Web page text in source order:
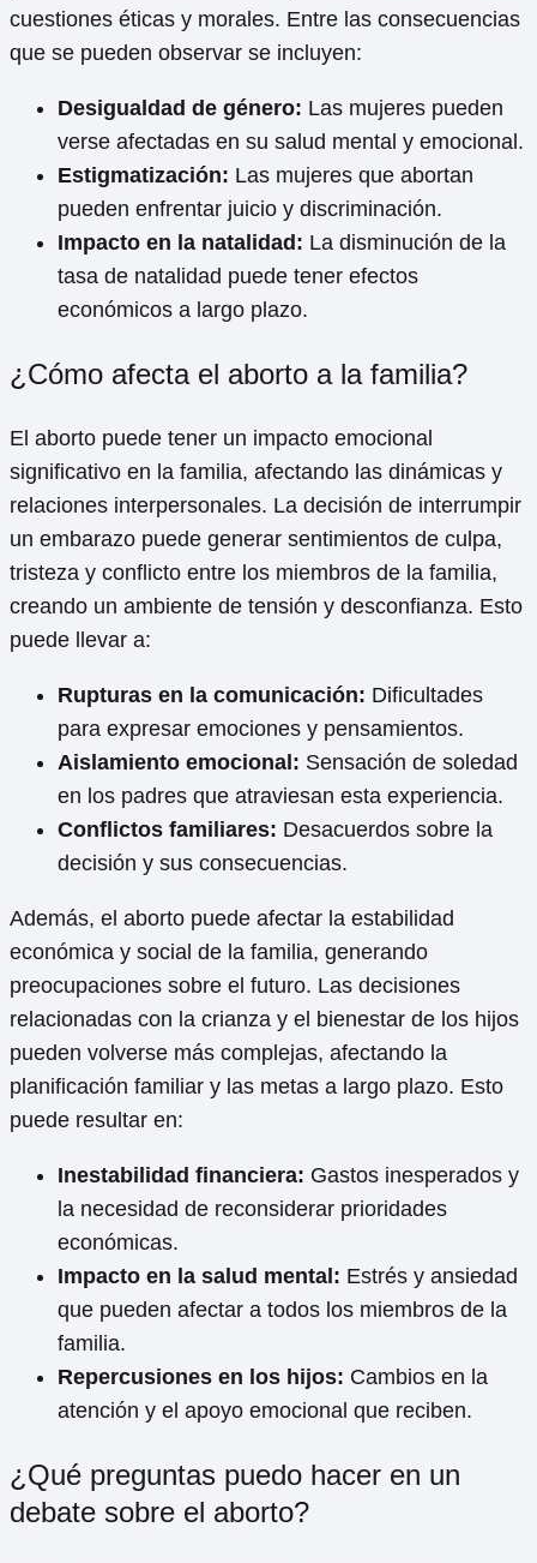
cuestiones éticas y morales. Entre las consecuencias
que se pueden observar se incluyen:
Desigualdad de género: Las mujeres pueden
verse afectadas en su salud mental y emocional.
Estigmatización: Las mujeres que abortan
pueden enfrentar juicio y discriminación.
Impacto en la natalidad: La disminución de la
tasa de natalidad puede tener efectos
económicos a largo plazo.
¿Cómo afecta el aborto a la familia?
El aborto puede tener un impacto emocional
significativo en la familia, afectando las dinámicas y
relaciones interpersonales. La decisión de interrumpir
un embarazo puede generar sentimientos de culpa,
tristeza y conflicto entre los miembros de la familia,
creando un ambiente de tensión y desconfianza. Esto
puede llevar a:
Rupturas en la comunicación: Dificultades
para expresar emociones y pensamientos.
Aislamiento emocional: Sensación de soledad
en los padres que atraviesan esta experiencia.
Conflictos familiares: Desacuerdos sobre la
decisión y sus consecuencias.
Además, el aborto puede afectar la estabilidad
económica y social de la familia, generando
preocupaciones sobre el futuro. Las decisiones
relacionadas con la crianza y el bienestar de los hijos
pueden volverse más complejas, afectando la
planificación familiar y las metas a largo plazo. Esto
puede resultar en:
Inestabilidad financiera: Gastos inesperados y
la necesidad de reconsiderar prioridades
económicas.
Impacto en la salud mental: Estrés y ansiedad
que pueden afectar a todos los miembros de la
familia.
Repercusiones en los hijos: Cambios en la
atención y el apoyo emocional que reciben.
¿Qué preguntas puedo hacer en un
debate sobre el aborto?